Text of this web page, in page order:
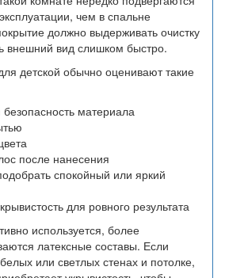
чем в спальне
должно выдерживать очистку
внешний вид слишком быстро.
детской обычно оценивают такие
безопасность материала
после нанесения
спокойный или яркий
для ровного результата
используется, более
латексные составы. Если
или светлых стенах и потолке,